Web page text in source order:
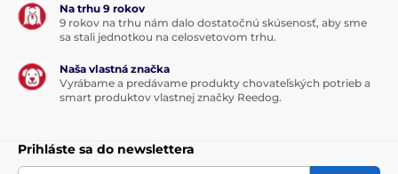
Na trhu 9 rokov
9 rokov na trhu nám dalo dostatočnú skúsenosť, aby sme
sa stali jednotkou na celosvetovom trhu.
Naša vlastná značka
Vyrábame a predávame produkty chovateľských potrieb a
smart produktov vlastnej značky Reedog.
Prihláste sa do newslettera